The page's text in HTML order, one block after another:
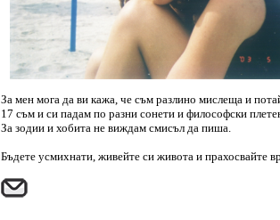
За мен мога да ви кажа, че съм разлино мислеща и
17 съм и си падам по разни сонети и философски
За зодии и хобита не виждам смисъл да пиша.
Бъдете усмихнати, живейте си живота и прахосвайте